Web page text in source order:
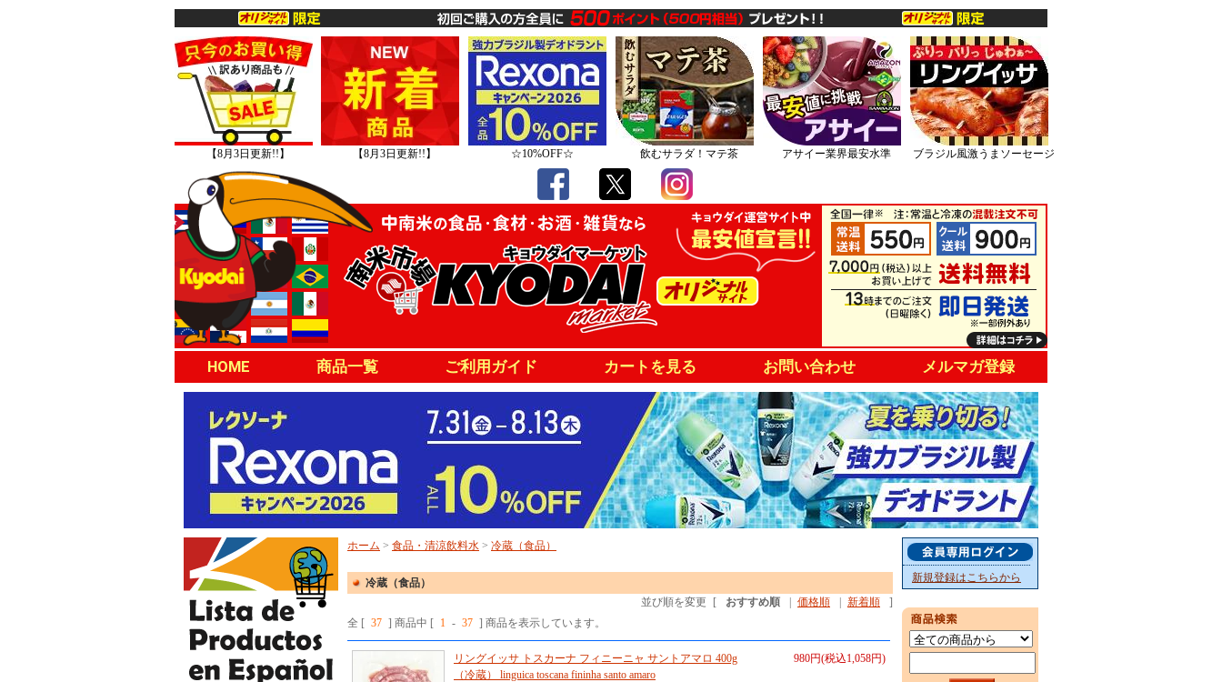
【8月3日更新!!】 【8月3日更新!!】 ☆10%OFF☆ 飲むサラダ！マテ茶 アサイー業界最安水準 ブラジル風激うまソーセージ
HOME 商品一覧 ご利用ガイド カートを見る お問い合わせ メルマガ登録
ホーム > 食品・清涼飲料水 > 冷蔵（食品）
冷蔵（食品）
並び順を変更
[ おすすめ順 価格順 新着順
]
全 [ 37 ] 商品中 [ 1 - 37 ] 商品を表示しています。
980円(税込1,058円)
リングイッサ トスカーナ フィニーニャ サントアマロ 400g
（冷蔵） linguica toscana fininha santo amaro
新規登録はこちらから